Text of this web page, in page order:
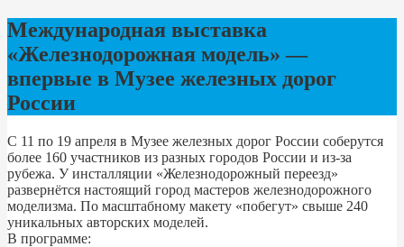
Международная выставка
«Железнодорожная модель» —
впервые в Музее железных дорог
России
С 11 по 19 апреля в Музее железных дорог России соберутся
более 160 участников из разных городов России и из-за
рубежа. У инсталляции «Железнодорожный переезд»
развернётся настоящий город мастеров железнодорожного
моделизма. По масштабному макету «побегут» свыше 240
уникальных авторских моделей.
В программе: